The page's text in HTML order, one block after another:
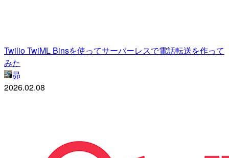
Twilio TwiML Binsを使ってサーバーレスで電話転送を作って
みた
昴
2026.02.08